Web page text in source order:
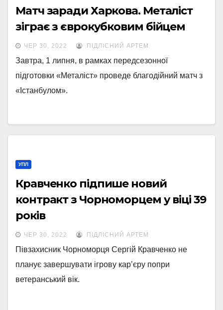
Матч заради Харкова. Металіст
зіграє з єврокубковим бійцем
ЧЕР 30, 2022 ПІДЛІСНИЙ АРТЕМ
Завтра, 1 липня, в рамках передсезонної
підготовки «Металіст» проведе благодійний матч з
«Істанбулом».
УПЛ
Кравченко підпише новий
контракт з Чорноморцем у віці 39
років
ЧЕР 30, 2022 ПІДЛІСНИЙ АРТЕМ
Півзахисник Чорноморця Сергій Кравченко не
планує завершувати ігрову кар’єру попри
ветеранський вік.